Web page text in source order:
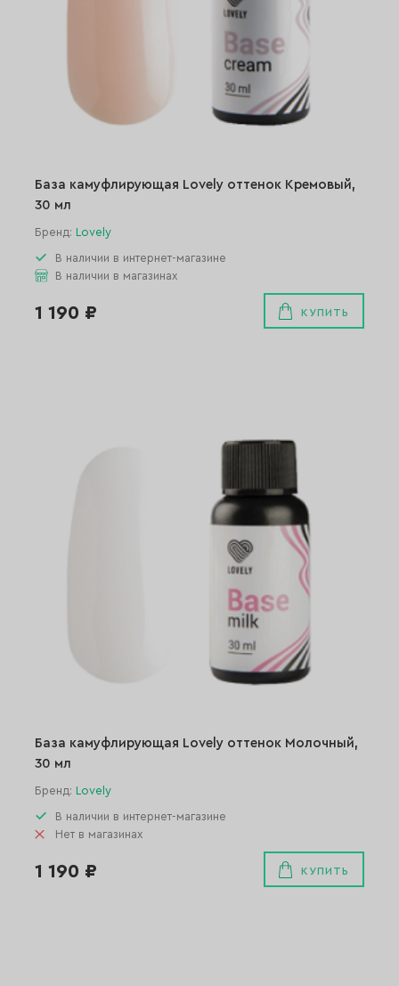
База камуфлирующая Lovely оттенок Кремовый,
30 мл
Бренд: Lovely
В наличии в интернет-магазине
В наличии в магазинах
1 190 ₽ КУПИТЬ
База камуфлирующая Lovely оттенок Молочный,
30 мл
Бренд: Lovely
В наличии в интернет-магазине
Нет в магазинах
1 190 ₽ КУПИТЬ